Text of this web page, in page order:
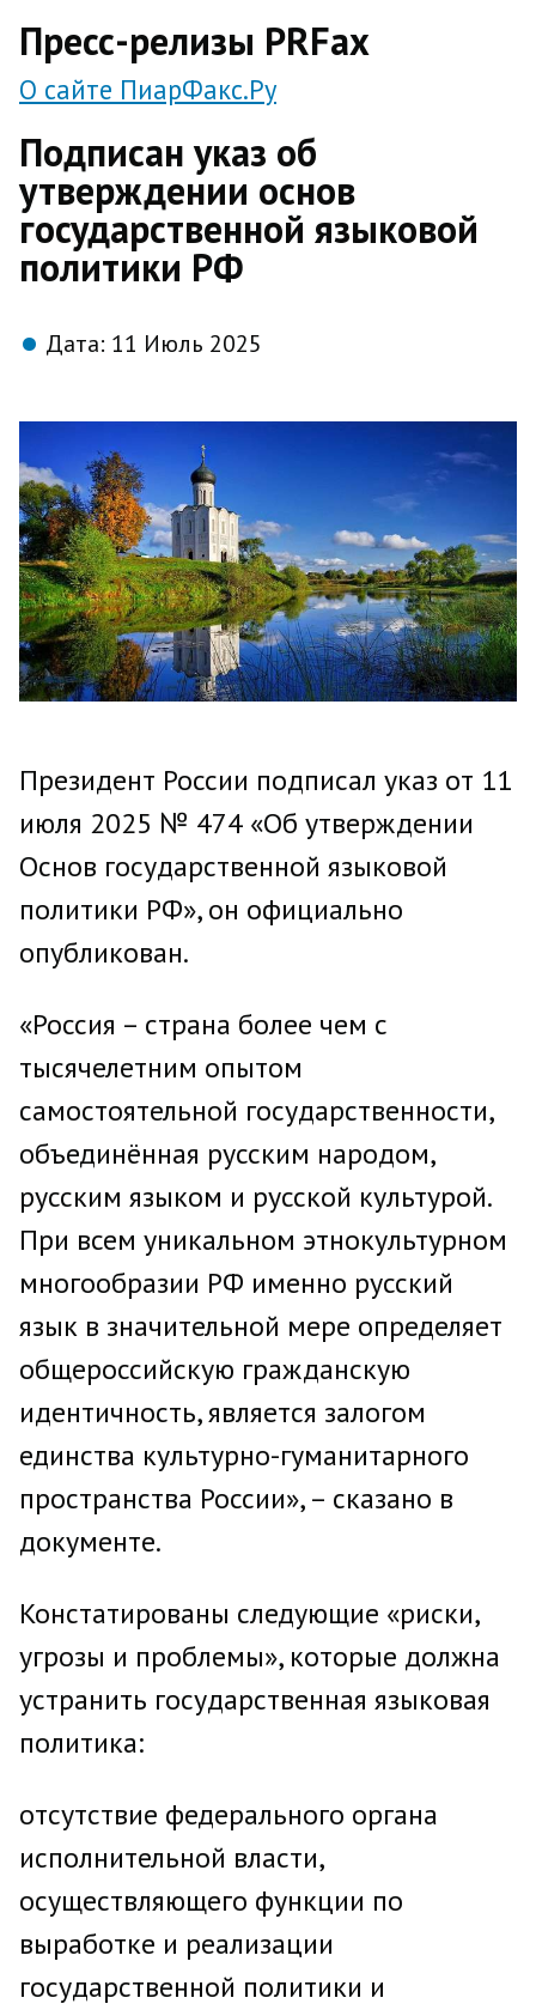
Пресс-релизы PRFax
О сайте ПиарФакс.Ру
Подписан указ об
утверждении основ
государственной языковой
политики РФ
Дата: 11 Июль 2025
Президент России подписал указ от 11
июля 2025 № 474 «Об утверждении
Основ государственной языковой
политики РФ», он официально
опубликован.
«Россия – страна более чем с
тысячелетним опытом
самостоятельной государственности,
объединённая русским народом,
русским языком и русской культурой.
При всем уникальном этнокультурном
многообразии РФ именно русский
язык в значительной мере определяет
общероссийскую гражданскую
идентичность, является залогом
единства культурно-гуманитарного
пространства России», – сказано в
документе.
Констатированы следующие «риски,
угрозы и проблемы», которые должна
устранить государственная языковая
политика:
отсутствие федерального органа
исполнительной власти,
осуществляющего функции по
выработке и реализации
государственной политики и